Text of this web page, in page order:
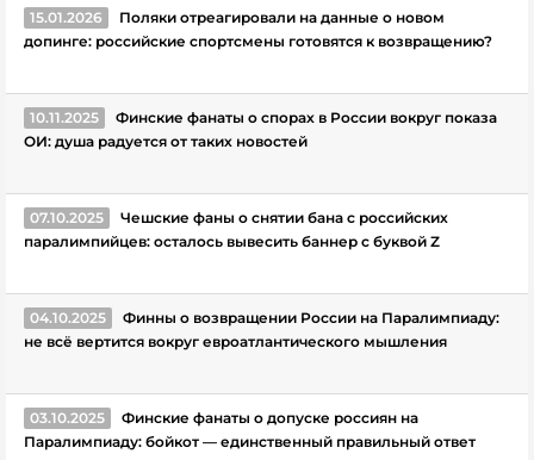
15.01.2026
Поляки отреагировали на данные о новом
допинге: российские спортсмены готовятся к возвращению?
10.11.2025
Финские фанаты о спорах в России вокруг показа
ОИ: душа радуется от таких новостей
07.10.2025
Чешские фаны о снятии бана с российских
паралимпийцев: осталось вывесить баннер с буквой Z
04.10.2025
Финны о возвращении России на Паралимпиаду:
не всё вертится вокруг евроатлантического мышления
03.10.2025
Финские фанаты о допуске россиян на
Паралимпиаду: бойкот — единственный правильный ответ